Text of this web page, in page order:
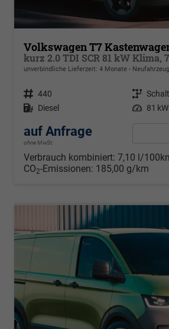
Volkswagen T7
unverbindliche Lieferzeit: 4 Monate Neufahrzeug
Fahrzeugnr. 440 Getriebe
Kraftstoff Diesel Leistung 81
auf Anfrage
ohne MwSt.
Verbrauch kombiniert: 7,10 l/
CO2-Emissionen: 185,00 g/km